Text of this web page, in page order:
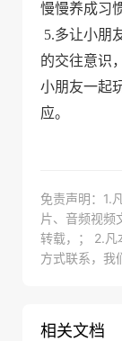
慢慢养成习
5.多让小朋
的交往意识
小朋友一起
应。
免责声明：1.
片、音频视频
转载，； 2.凡
方式联系，我
相关文档